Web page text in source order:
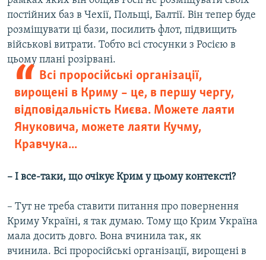
постійних баз в Чехії, Польщі, Балтії. Він тепер буде
розміщувати ці бази, посилить флот, підвищить
військові витрати. Тобто всі стосунки з Росією в
цьому плані розірвані.
Всі проросійські організації,
вирощені в Криму – це, в першу чергу,
відповідальність Києва. Можете лаяти
Януковича, можете лаяти Кучму,
Кравчука...
– І все-таки, що очікує Крим у цьому контексті?
– Тут не треба ставити питання про повернення
Криму Україні, я так думаю. Тому що Крим Україна
мала досить довго. Вона вчинила так, як
вчинила. Всі проросійські організації, вирощені в